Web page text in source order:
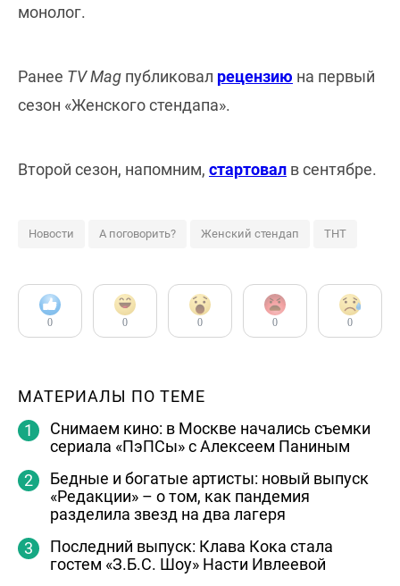
монолог.
Ранее TV Mag публиковал рецензию на первый
сезон «Женского стендапа».
Второй сезон, напомним, стартовал в сентябре.
Новости А поговорить? Женский стендап ТНТ
0 0 0 0 0
МАТЕРИАЛЫ ПО ТЕМЕ
Снимаем кино: в Москве начались съемки
сериала «ПэПСы» с Алексеем Паниным
Бедные и богатые артисты: новый выпуск
«Редакции» – о том, как пандемия
разделила звезд на два лагеря
Последний выпуск: Клава Кока стала
гостем «З.Б.С. Шоу» Насти Ивлеевой